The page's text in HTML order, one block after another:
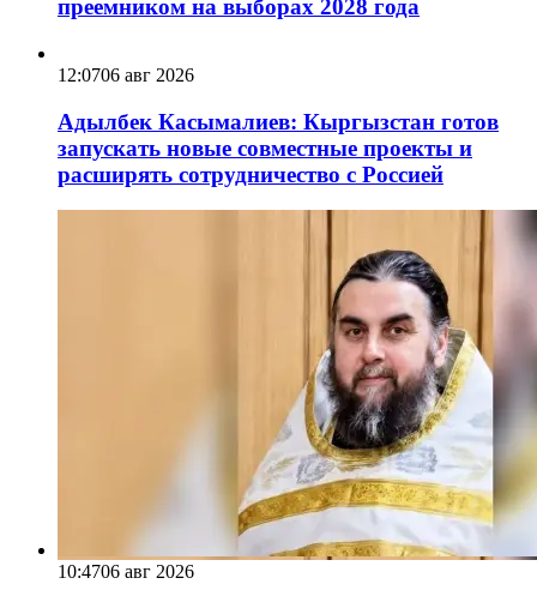
преемником на выборах 2028 года
12:0706 авг 2026
Адылбек Касымалиев: Кыргызстан готов
запускать новые совместные проекты и
расширять сотрудничество с Россией
10:4706 авг 2026